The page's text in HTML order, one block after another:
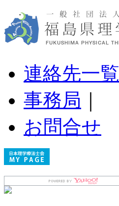
連絡先一覧
事務局
お問合せ